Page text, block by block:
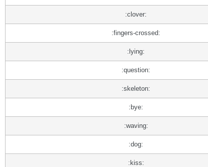
:clover:
:fingers-crossed:
:lying:
:question:
:skeleton:
:bye:
:waving:
:dog:
:kiss: